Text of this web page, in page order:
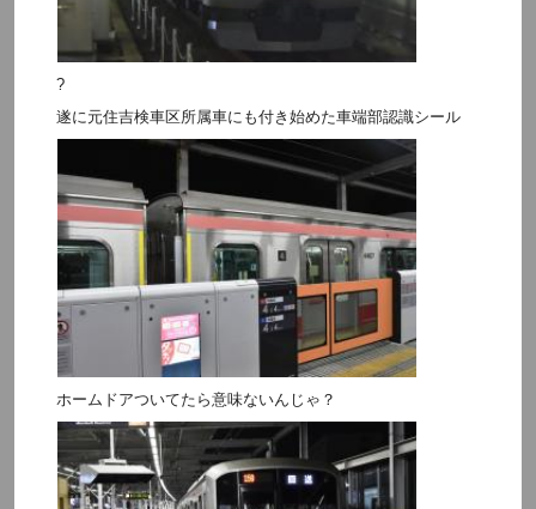
?
遂に元住吉検車区所属車にも付き始めた車端部認識シール
ホームドアついてたら意味ないんじゃ？